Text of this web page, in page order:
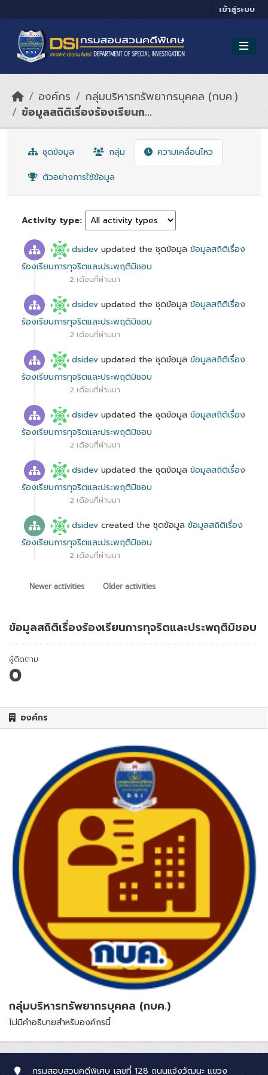
เข้าสู่ระบบ
องค์กร
กลุ่มบริหารทรัพยากรบุคคล (กบค.)
ข้อมูลสถิติเรื่องร้องเรียนก...
ข้อมูลสถิติเรื่องร้องเรียนการทุจริตและประพฤติมิชอบ
ผู้ติดตาม
0
องค์กร
กลุ่มบริหารทรัพยากรบุคคล (กบค.)
ไม่มีคำอธิบายสำหรับองค์กรนี้
ชุดข้อมูล กลุ่ม
ความเคลื่อนไหว
ตัวอย่างการใช้ข้อมูล
Activity type
dsidev updated the ชุดข้อมูล ข้อมูลสถิติเรื่อง
ร้องเรียนการทุจริตและประพฤติมิชอบ
2 เดือนที่ผ่านมา
dsidev updated the ชุดข้อมูล ข้อมูลสถิติเรื่อง
ร้องเรียนการทุจริตและประพฤติมิชอบ
2 เดือนที่ผ่านมา
dsidev updated the ชุดข้อมูล ข้อมูลสถิติเรื่อง
ร้องเรียนการทุจริตและประพฤติมิชอบ
2 เดือนที่ผ่านมา
dsidev updated the ชุดข้อมูล ข้อมูลสถิติเรื่อง
ร้องเรียนการทุจริตและประพฤติมิชอบ
2 เดือนที่ผ่านมา
dsidev updated the ชุดข้อมูล ข้อมูลสถิติเรื่อง
ร้องเรียนการทุจริตและประพฤติมิชอบ
2 เดือนที่ผ่านมา
dsidev created the ชุดข้อมูล ข้อมูลสถิติเรื่อง
ร้องเรียนการทุจริตและประพฤติมิชอบ
2 เดือนที่ผ่านมา
Newer activities Older activities
กรมสอบสวนคดีพิเศษ เลขที่ 128 ถนนแจ้งวัฒนะ แขวง